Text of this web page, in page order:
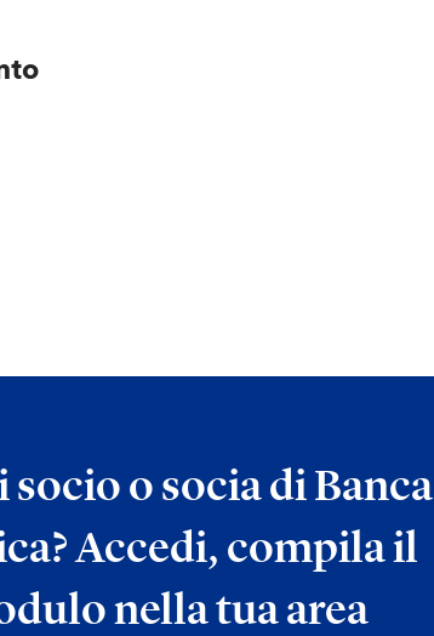
socio o socia di Banca
Accedi, compila il
nella tua area